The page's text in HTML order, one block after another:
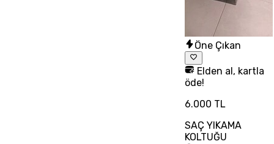
Öne Çıkan
Elden al, kartla
öde!
6.000 TL
SAÇ YIKAMA
KOLTUĞU